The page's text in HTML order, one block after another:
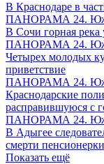
В Краснодаре в
ПАНОРАМА 24.
В Сочи горная река
ПАНОРАМА 24.
Четырех молодых
приветствие
ПАНОРАМА 24.
Краснодарские
расправившуюся с
ПАНОРАМА 24.
В Адыгее
смерти
Показать ещё